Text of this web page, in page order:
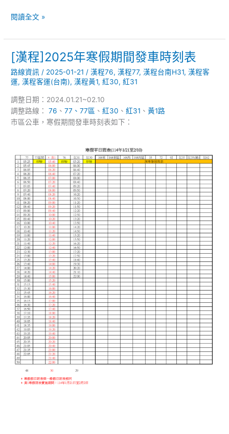
間、
紅
以
寒
暑
班
表
行
閱讀全文 »
[漢程]2025年寒假期間發車時刻表
路線資訊 / 2025-01-21 /漢程76,漢程77,漢程台南H31,漢程客
運,漢程客運(台南),漢程黃1,紅30,紅31
調整日期：2024.01.21~02.10
調整路線：76 、77、77區 、紅30 、紅31 、黃1路
市區公車，寒假期間發車時刻表如下：
[漢
程]2025
年
假
期
間
時
刻
表